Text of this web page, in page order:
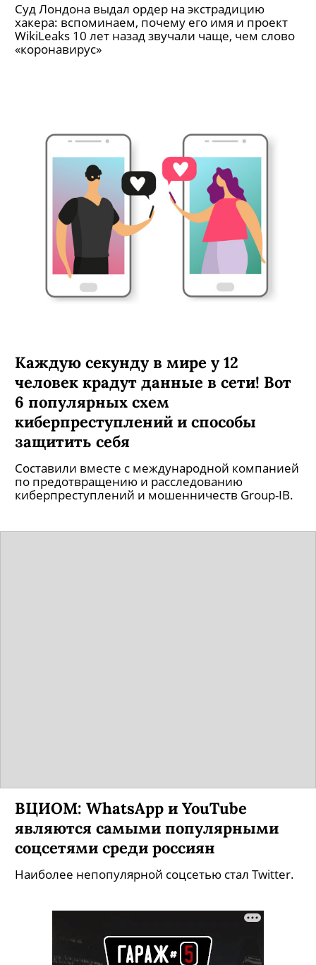
Суд Лондона выдал ордер на экстрадицию
хакера: вспоминаем, почему его имя и проект
WikiLeaks 10 лет назад звучали чаще, чем слово
«коронавирус»
Каждую секунду в мире у 12
человек крадут данные в сети! Вот
6 популярных схем
киберпреступлений и способы
защитить себя
Составили вместе с международной компанией
по предотвращению и расследованию
киберпреступлений и мошенничеств Group-IB.
ВЦИОМ: WhatsApp и YouTube
являются самыми популярными
соцсетями среди россиян
Наиболее непопулярной соцсетью стал Twitter.